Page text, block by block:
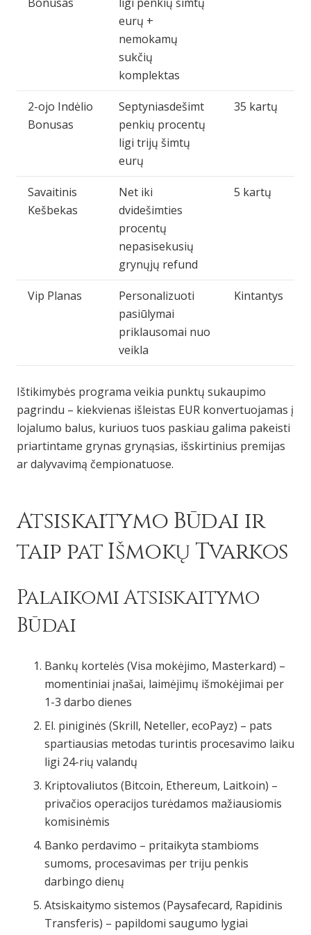
eurų +
nemokamų
sukčių
komplektas
2-ojo Indėlio
Bonusas
Septyniasdešimt
penkių procentų
ligi trijų šimtų
eurų
35 kartų
Savaitinis
Kešbekas
Net iki
dvidešimties
procentų
nepasisekusių
grynųjų refund
5 kartų
Vip Planas
Personalizuoti
pasiūlymai
priklausomai nuo
veikla
Kintantys
Ištikimybės programa veikia punktų sukaupimo
pagrindu – kiekvienas išleistas EUR konvertuojamas į
lojalumo balus, kuriuos tuos paskiau galima pakeisti
priartintame grynas grynąsias, išskirtinius premijas
ar dalyvavimą čempionatuose.
Atsiskaitymo Būdai ir
taip pat Išmokų Tvarkos
Palaikomi Atsiskaitymo
Būdai
Bankų kortelės (Visa mokėjimo, Masterkard) –
momentiniai įnašai, laimėjimų išmokėjimai per
1-3 darbo dienes
El. piniginės (Skrill, Neteller, ecoPayz) – pats
spartiausias metodas turintis procesavimo laiku
ligi 24-rių valandų
Kriptovaliutos (Bitcoin, Ethereum, Laitkoin) –
privačios operacijos turėdamos mažiausiomis
komisinėmis
Banko perdavimo – pritaikyta stambioms
sumoms, procesavimas per triju penkis
darbingo dienų
Atsiskaitymo sistemos (Paysafecard, Rapidinis
Transferis) – papildomi saugumo lygiai